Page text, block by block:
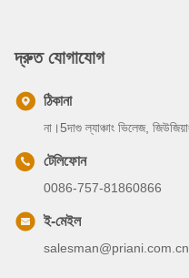
দ্রুত যোগাযোগ
ঠিকানা
না।5দাগু ল্যাঞ্চাং ভিলেজ,
টেলিফোন
0086-757-81860866
ই-মেইল
salesman@priani.com.cn